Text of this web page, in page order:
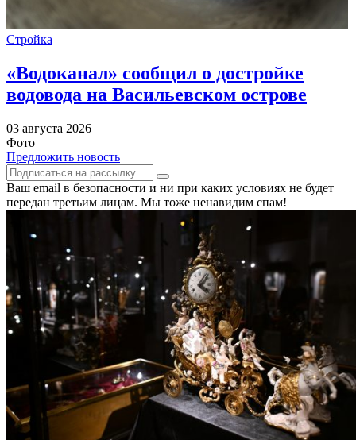
Стройка
«Водоканал» сообщил о достройке
водовода на Васильевском острове
03 августа 2026
Фото
Предложить новость
Ваш email в безопасности и ни при каких условиях не будет
передан третьим лицам. Мы тоже ненавидим спам!